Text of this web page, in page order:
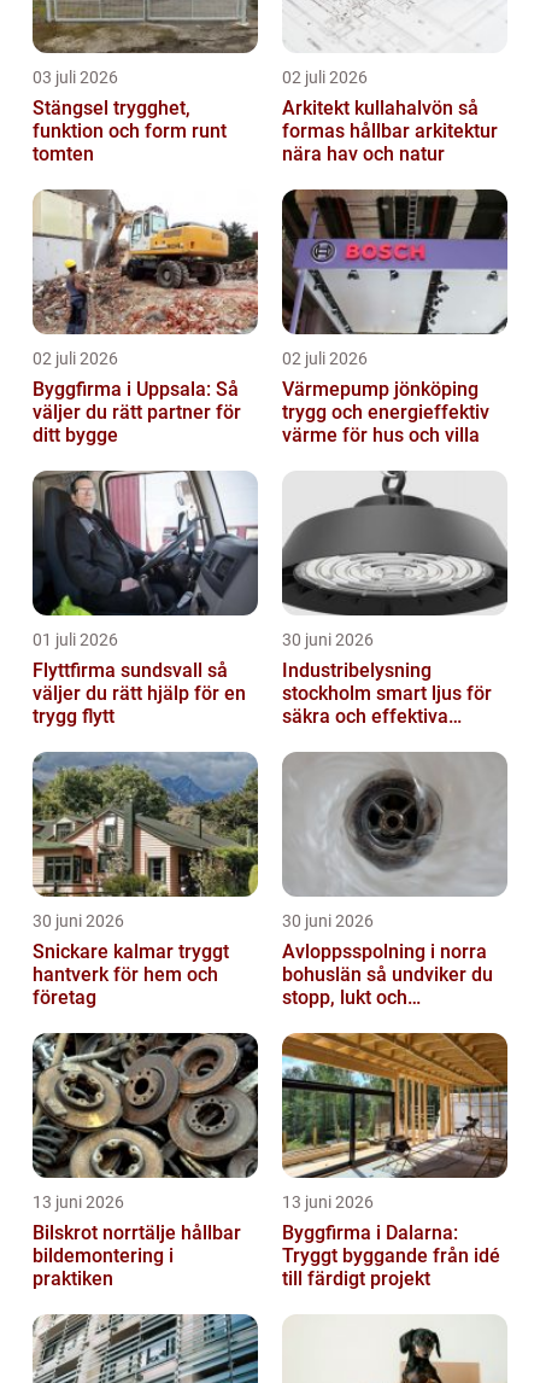
03 juli 2026
Stängsel trygghet,
funktion och form runt
tomten
02 juli 2026
Arkitekt kullahalvön så
formas hållbar arkitektur
nära hav och natur
02 juli 2026
Byggfirma i Uppsala: Så
väljer du rätt partner för
ditt bygge
02 juli 2026
Värmepump jönköping
trygg och energieffektiv
värme för hus och villa
01 juli 2026
Flyttfirma sundsvall så
väljer du rätt hjälp för en
trygg flytt
30 juni 2026
Industribelysning
stockholm smart ljus för
säkra och effektiva
30 juni 2026
Snickare kalmar tryggt
hantverk för hem och
företag
30 juni 2026
Avloppsspolning i norra
bohuslän så undviker du
stopp, lukt och
13 juni 2026
Bilskrot norrtälje hållbar
bildemontering i
praktiken
13 juni 2026
Byggfirma i Dalarna:
Tryggt byggande från idé
till färdigt projekt